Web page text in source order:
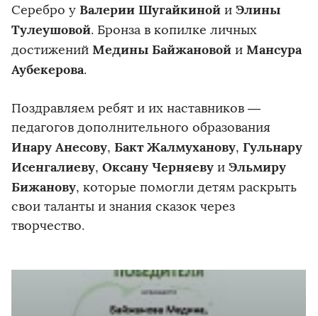
Серебро у Валерии Шугайкиной и Элины
Тулеушовой. Бронза в копилке личных
достижений Медины Байжановой и Мансура
Аубекерова.
Поздравляем ребят и их наставников —
педагогов дополнительного образования
Инару Анесову, Бакт Жалмуханову, Гульнару
Исенгалиеву, Оксану Черняеву и Эльмиру
Бижанову, которые помогли детям раскрыть
свои таланты и знания сказок через
творчество.